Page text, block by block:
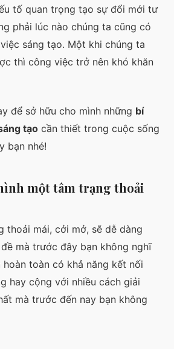
tố quan trọng tạo sự đổi mới tư
phải lúc nào chúng ta cũng có
sáng tạo. Một khi chúng ta
thì công việc trở nên khó khăn
để sở hữu cho mình những bí
tạo cần thiết trong cuộc sống
bạn nhé!
một tâm trạng thoải
thoải mái, cởi mở, sẽ dễ dàng
mà trước đây bạn không nghĩ
toàn có khả năng kết nối
hay cộng với nhiều cách giải
mà trước đến nay bạn không